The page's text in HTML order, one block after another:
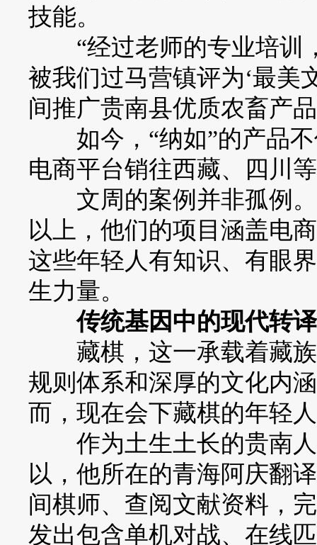
技能。
“经过老师的专业培训
被我们过马营镇评为‘最美
间推广贵南县优质农畜产
如今，“纳如”的产品不
电商平台销往西藏、四川
文周的案例并非孤例。
以上，他们的项目涵盖电
这些年轻人有知识、有眼
生力量。
传统基因中的现代转译
藏棋，这一承载着藏族
规则体系和深厚的文化内
而，现在会下藏棋的年轻
作为土生土长的贵南人
以，他所在的青海阿庆翻
间棋师、查阅文献资料，
发出包含单机对战、在线